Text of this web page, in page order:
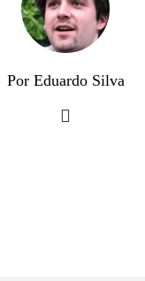
Por Eduardo Silva